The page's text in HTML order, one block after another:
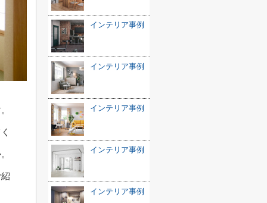
インテリア事例
インテリア事例
インテリア事例
インテリア事例
インテリア事例